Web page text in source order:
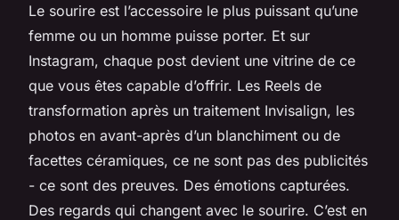
Le sourire est l’accessoire le plus puissant qu’une
femme ou un homme puisse porter. Et sur
Instagram, chaque post devient une vitrine de ce
que vous êtes capable d’offrir. Les Reels de
transformation après un traitement Invisalign, les
photos en avant-après d’un blanchiment ou de
facettes céramiques, ce ne sont pas des publicités
- ce sont des preuves. Des émotions capturées.
Des regards qui changent avec le sourire. C’est en